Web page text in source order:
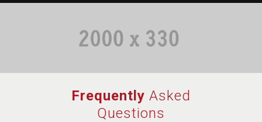
Santé et SolidaritéFrequently Asked
Questions